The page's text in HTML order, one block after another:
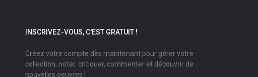
INSCRIVEZ-VOUS, C'EST GRATUIT !
Créez votre compte dès maintenant pour gérer votre
collection, noter, critiquer, commenter et découvrir de
nouvelles oeuvres !